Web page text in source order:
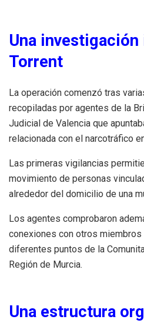
Una investigación
Torrent
La operación comenzó tras
recopiladas por agentes de la
Judicial de Valencia que
relacionada con el narcotráfico
Las primeras vigilancias
movimiento de personas
alrededor del domicilio de una
Los agentes comprobaron
conexiones con otros
diferentes puntos de la
Región de Murcia.
Una estructura